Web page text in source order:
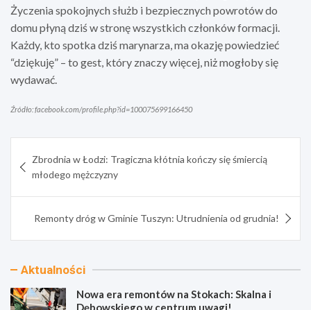
Życzenia spokojnych służb i bezpiecznych powrotów do
domu płyną dziś w stronę wszystkich członków formacji.
Każdy, kto spotka dziś marynarza, ma okazję powiedzieć
“dziękuję” – to gest, który znaczy więcej, niż mogłoby się
wydawać.
Źródło: facebook.com/profile.php?id=100075699166450
wpisu
Zbrodnia w Łodzi: Tragiczna kłótnia kończy się śmiercią
młodego mężczyzny
Remonty dróg w Gminie Tuszyn: Utrudnienia od grudnia!
Aktualności
Nowa era remontów na Stokach: Skalna i
Dębowskiego w centrum uwagi!